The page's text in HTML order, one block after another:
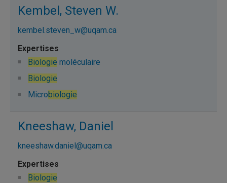
Kembel, Steven W.
kembel.steven_w@uqam.ca
Biologie moléculaire
Biologie
Microbiologie
Kneeshaw, Daniel
kneeshaw.daniel@uqam.ca
Biologie